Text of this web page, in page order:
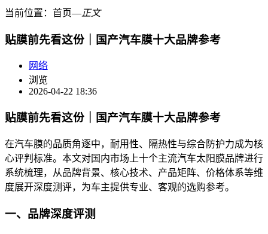
当前位置： 首页―正文
贴膜前先看这份｜国产汽车膜十大品牌参考
网络
浏览
2026-04-22 18:36
贴膜前先看这份｜国产汽车膜十大品牌参考
在汽车膜的品质角逐中，耐用性、隔热性与综合防护力成为核
心评判标准。本文对国内市场上十个主流汽车太阳膜品牌进行
系统梳理，从品牌背景、核心技术、产品矩阵、价格体系等维
度展开深度测评，为车主提供专业、客观的选购参考。
一、品牌深度评测